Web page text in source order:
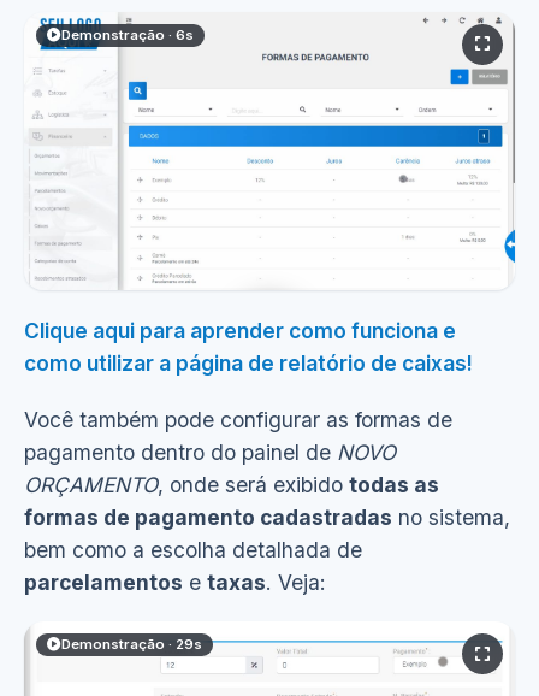
Ver demonstração(6s)
Demonstração · 6s
Clique aqui para aprender como funciona e
como utilizar a página de relatório de caixas!
Você também pode configurar as formas de
pagamento dentro do painel de NOVO
ORÇAMENTO, onde será exibido todas as
formas de pagamento cadastradas no sistema,
bem como a escolha detalhada de
parcelamentos e taxas. Veja:
Demonstração · 29s